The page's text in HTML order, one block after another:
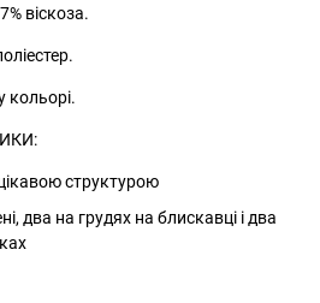
віскоза.
структурою
два на грудях на блискавці і два